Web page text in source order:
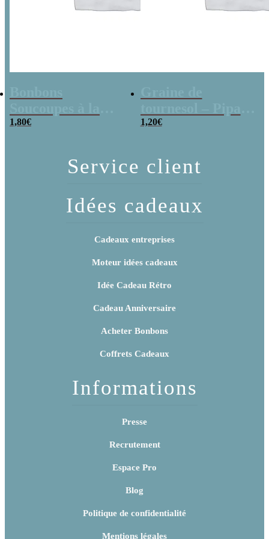
poudre (x20)
1,80€
x 3
1,20€
Service client
Idées cadeaux
Cadeaux entreprises
Moteur idées cadeaux
Idée Cadeau Rétro
Cadeau Anniversaire
Acheter Bonbons
Coffrets Cadeaux
Informations
Presse
Recrutement
Espace Pro
Blog
Politique de confidentialité
Mentions légales